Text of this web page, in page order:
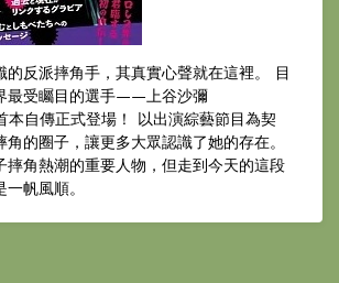
的反派摔角手，其真實心聲就在這裡。 目
最受矚目的選手——上谷沙彌
本自傳正式登場！ 以出演綜藝節目為契
的圈子，讓更多大眾認識了她的存在。
摔角熱潮的重要人物，但走到今天的這段
帆風順。